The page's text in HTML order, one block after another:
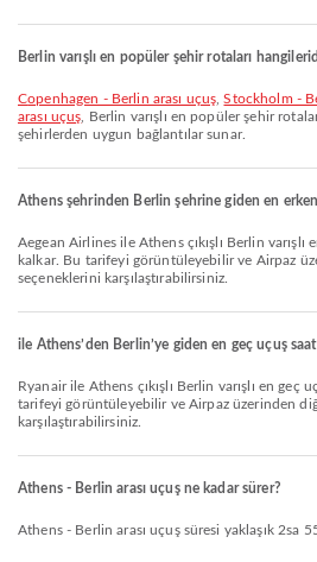
Berlin varışlı en popüler şehir rotaları
Copenhagen - Berlin arası uçuş ,Stockholm -
arası uçuş , Berlin varışlı en popüler şehir
şehirlerden uygun bağlantılar sunar.
Athens şehrinden Berlin şehrine giden en
Aegean Airlines ile Athens çıkışlı Berlin varışlı en erken uçuş 08:40 saatinde
kalkar. Bu tarifeyi görüntüleyebilir ve Airpaz
seçeneklerini karşılaştırabilirsiniz.
ile Athens’den Berlin’ye giden en geç uçuş
Ryanair ile Athens çıkışlı Berlin varışlı en geç uçuş 21:00 saatinde kalkar. Bu
tarifeyi görüntüleyebilir ve Airpaz üzerinden
karşılaştırabilirsiniz.
Athens - Berlin arası uçuş ne kadar sürer?
Athens - Berlin arası uçuş süresi yaklaşık 2sa